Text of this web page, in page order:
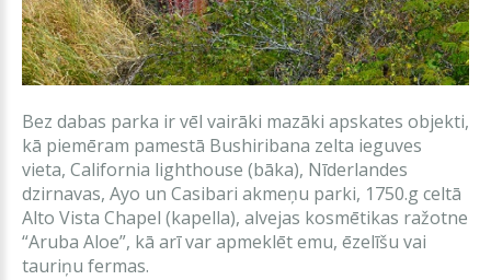
Bez dabas parka ir vēl vairāki mazāki apskates objekti,
kā piemēram pamestā Bushiribana zelta ieguves
vieta, California lighthouse (bāka), Nīderlandes
dzirnavas, Ayo un Casibari akmeņu parki, 1750.g celtā
Alto Vista Chapel (kapella), alvejas kosmētikas ražotne
“Aruba Aloe”, kā arī var apmeklēt emu, ēzelīšu vai
tauriņu fermas.